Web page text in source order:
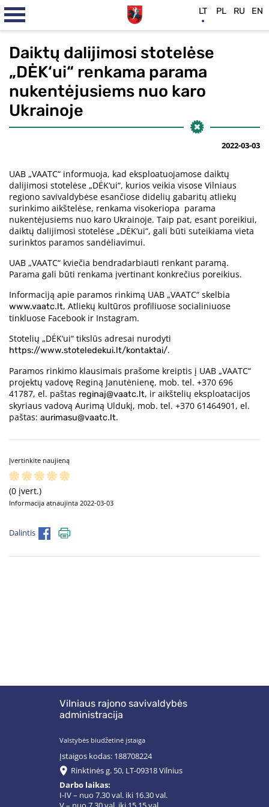
Daiktų dalijimosi stotelėse
„DĖK‘ui“ renkama parama
nukentėjusiems nuo karo
Ukrainoje
2022-03-03
UAB „VAATC“ informuoja, kad eksploatuojamose daiktų
dalijimosi stotelėse „DĖK‘ui“, kurios veikia visose Vilniaus
regiono savivaldybėse esančiose didelių gabaritų atliekų
surinkimo aikštelėse, renkama visokeriopa parama
nukentėjusiems nuo karo Ukrainoje. Taip pat, esant poreikiui,
daiktų dalijimosi stotelėse „DĖK‘ui“, gali būti suteikiama vieta
surinktos paramos sandėliavimui.
UAB „VAATC“ kviečia bendradarbiauti renkant paramą.
Parama gali būti renkama įvertinant konkrečius poreikius.
Informaciją apie paramos rinkimą UAB „VAATC“ skelbia
www.vaatc.lt, Atliekų kultūros profiliuose socialiniuose
tinkluose Facebook ir Instagram.
Stotelių „DĖK‘ui“ tikslūs adresai nurodyti
https://www.stoteledekui.lt/kontaktai/.
Paramos rinkimo klausimais prašome kreiptis į UAB „VAATC“
projektų vadovę Reginą Janutėnienę, mob. tel. +370 696
41787, el. paštas reginaj@vaatc.lt, ir aikštelių eksploatacijos
skyriaus vadovą Aurimą Uldukį, mob. tel. +370 61464901, el.
paštas: aurimasu@vaatc.lt.
Įvertinkite naujieną
(0 įvert.)
Informacija atnaujinta 2022-03-03
Dalintis
Vilniaus rajono savivaldybės
administracija
Valstybės biudžetinė įstaiga
Įstaigos kodas: 188708224
Rinktinės g. 50, LT-09318 Vilnius
Darbo laikas:
I-IV – nuo 7.30 val. iki 16.30 val.
LT PL RU EN